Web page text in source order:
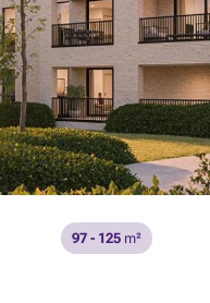
97 - 125 m²